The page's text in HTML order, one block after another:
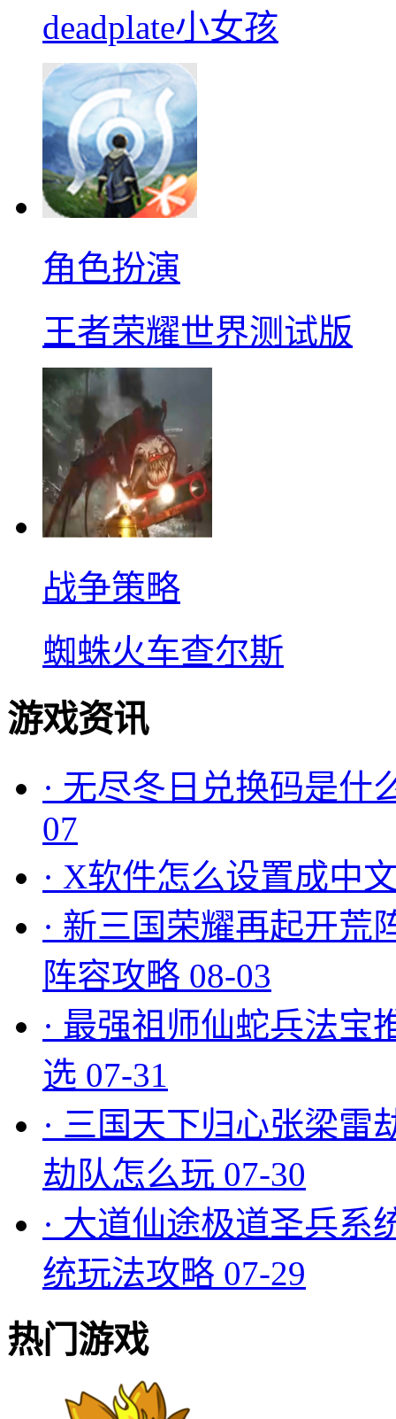
deadplate小女孩
角色扮演
王者荣耀世界测试版
战争策略
蜘蛛火车查尔斯
游戏资讯
· 无尽冬日兑换码是什
07
· X软件怎么设置成中
· 新三国荣耀再起开荒
阵容攻略 08-03
· 最强祖师仙蛇兵法宝
选 07-31
· 三国天下归心张梁雷
劫队怎么玩 07-30
· 大道仙途极道圣兵系
统玩法攻略 07-29
热门游戏